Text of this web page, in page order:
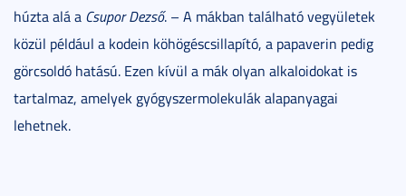
húzta alá a Csupor Dezső. – A mákban található vegyületek
közül például a kodein köhögéscsillapító, a papaverin pedig
görcsoldó hatású. Ezen kívül a mák olyan alkaloidokat is
tartalmaz, amelyek gyógyszermolekulák alapanyagai
lehetnek.